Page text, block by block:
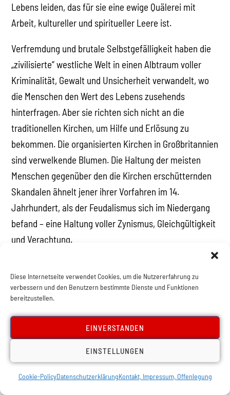
Diese Internetseite verwendet Cookies, um die Nutzererfahrung zu
verbessern und den Benutzern bestimmte Dienste und Funktionen
bereitzustellen.
EINVERSTANDEN
EINSTELLUNGEN
Cookie-PolicyDatenschutzerklärungKontakt, Impressum, Offenlegung
Lebens leiden, das für sie eine ewige Quälerei mit
Arbeit, kultureller und spiritueller Leere ist.
Verfremdung und brutale Selbstgefälligkeit haben die
„zivilisierte“ westliche Welt in einen Albtraum voller
Kriminalität, Gewalt und Unsicherheit verwandelt, wo
die Menschen den Wert des Lebens zusehends
hinterfragen. Aber sie richten sich nicht an die
traditionellen Kirchen, um Hilfe und Erlösung zu
bekommen. Die organisierten Kirchen in Großbritannien
sind verwelkende Blumen. Die Haltung der meisten
Menschen gegenüber den die Kirchen erschütternden
Skandalen ähnelt jener ihrer Vorfahren im 14.
Jahrhundert, als der Feudalismus sich im Niedergang
befand – eine Haltung voller Zynismus, Gleichgültigkeit
und Verachtung.
natürlich nicht vor, ohne Kampf aufzugeben.
Unglücklicherweise hat er nicht alle Mittel zur
Verfügung, welche von seinen Vorfahren so erfolgreich
getestet wurden: Das Feuer, die Folterbank und andere
Inquisition. Aber auch Aberglaube ist immer eine
brauchbare Waffe. Dies erklärt auch die zielstrebige